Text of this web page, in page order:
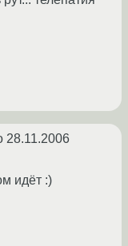
28.11.2006
идёт :)